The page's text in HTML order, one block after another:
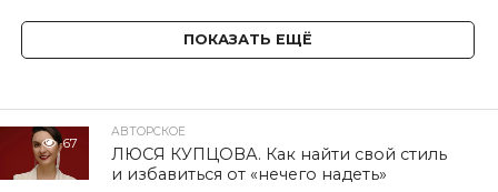
ПОКАЗАТЬ ЕЩЁ
67
АВТОРСКОЕ
ЛЮСЯ КУПЦОВА. Как найти свой стиль
и избавиться от «нечего надеть»